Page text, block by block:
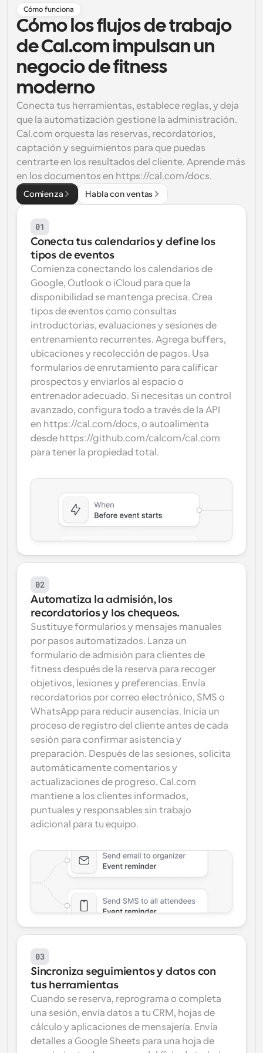
Programación potenciadda con llamadas
Flujos de trabajo
Automatiza la programación y los recordatorios
Blog
Mantente al día con las últimas noticias y
actualizaciones
Reuniones Instantáneas
Reúnete con clientes en minutos
Enlaces de Grupo Dinámico
Reserva reuniones de forma fluida con varias personas
Webhooks
Recibe notificaciones cuando ocurra algo
Cómo funciona
Cómo los flujos de trabajo
de Cal.com impulsan un
negocio de fitness
moderno
Conecta tus herramientas, establece reglas, y deja
que la automatización gestione la administración.
Cal.com orquesta las reservas, recordatorios,
captación y seguimientos para que puedas
centrarte en los resultados del cliente. Aprende más
en los documentos en https://cal.com/docs.
Comienza Habla con ventas
01
Conecta tus calendarios y define los
tipos de eventos
Comienza conectando los calendarios de
Google, Outlook o iCloud para que la
disponibilidad se mantenga precisa. Crea
tipos de eventos como consultas
introductorias, evaluaciones y sesiones de
entrenamiento recurrentes. Agrega buffers,
ubicaciones y recolección de pagos. Usa
formularios de enrutamiento para calificar
prospectos y enviarlos al espacio o
entrenador adecuado. Si necesitas un control
avanzado, configura todo a través de la API
en https://cal.com/docs, o autoalimenta
desde https://github.com/calcom/cal.com
para tener la propiedad total.
02
Automatiza la admisión, los
recordatorios y los chequeos.
Sustituye formularios y mensajes manuales
por pasos automatizados. Lanza un
formulario de admisión para clientes de
fitness después de la reserva para recoger
objetivos, lesiones y preferencias. Envía
recordatorios por correo electrónico, SMS o
WhatsApp para reducir ausencias. Inicia un
proceso de registro del cliente antes de cada
sesión para confirmar asistencia y
preparación. Después de las sesiones, solicita
automáticamente comentarios y
actualizaciones de progreso. Cal.com
mantiene a los clientes informados,
puntuales y responsables sin trabajo
adicional para tu equipo.
03
Sincroniza seguimientos y datos con
tus herramientas
Cuando se reserva, reprograma o completa
una sesión, envía datos a tu CRM, hojas de
cálculo y aplicaciones de mensajería. Envía
detalles a Google Sheets para una hoja de